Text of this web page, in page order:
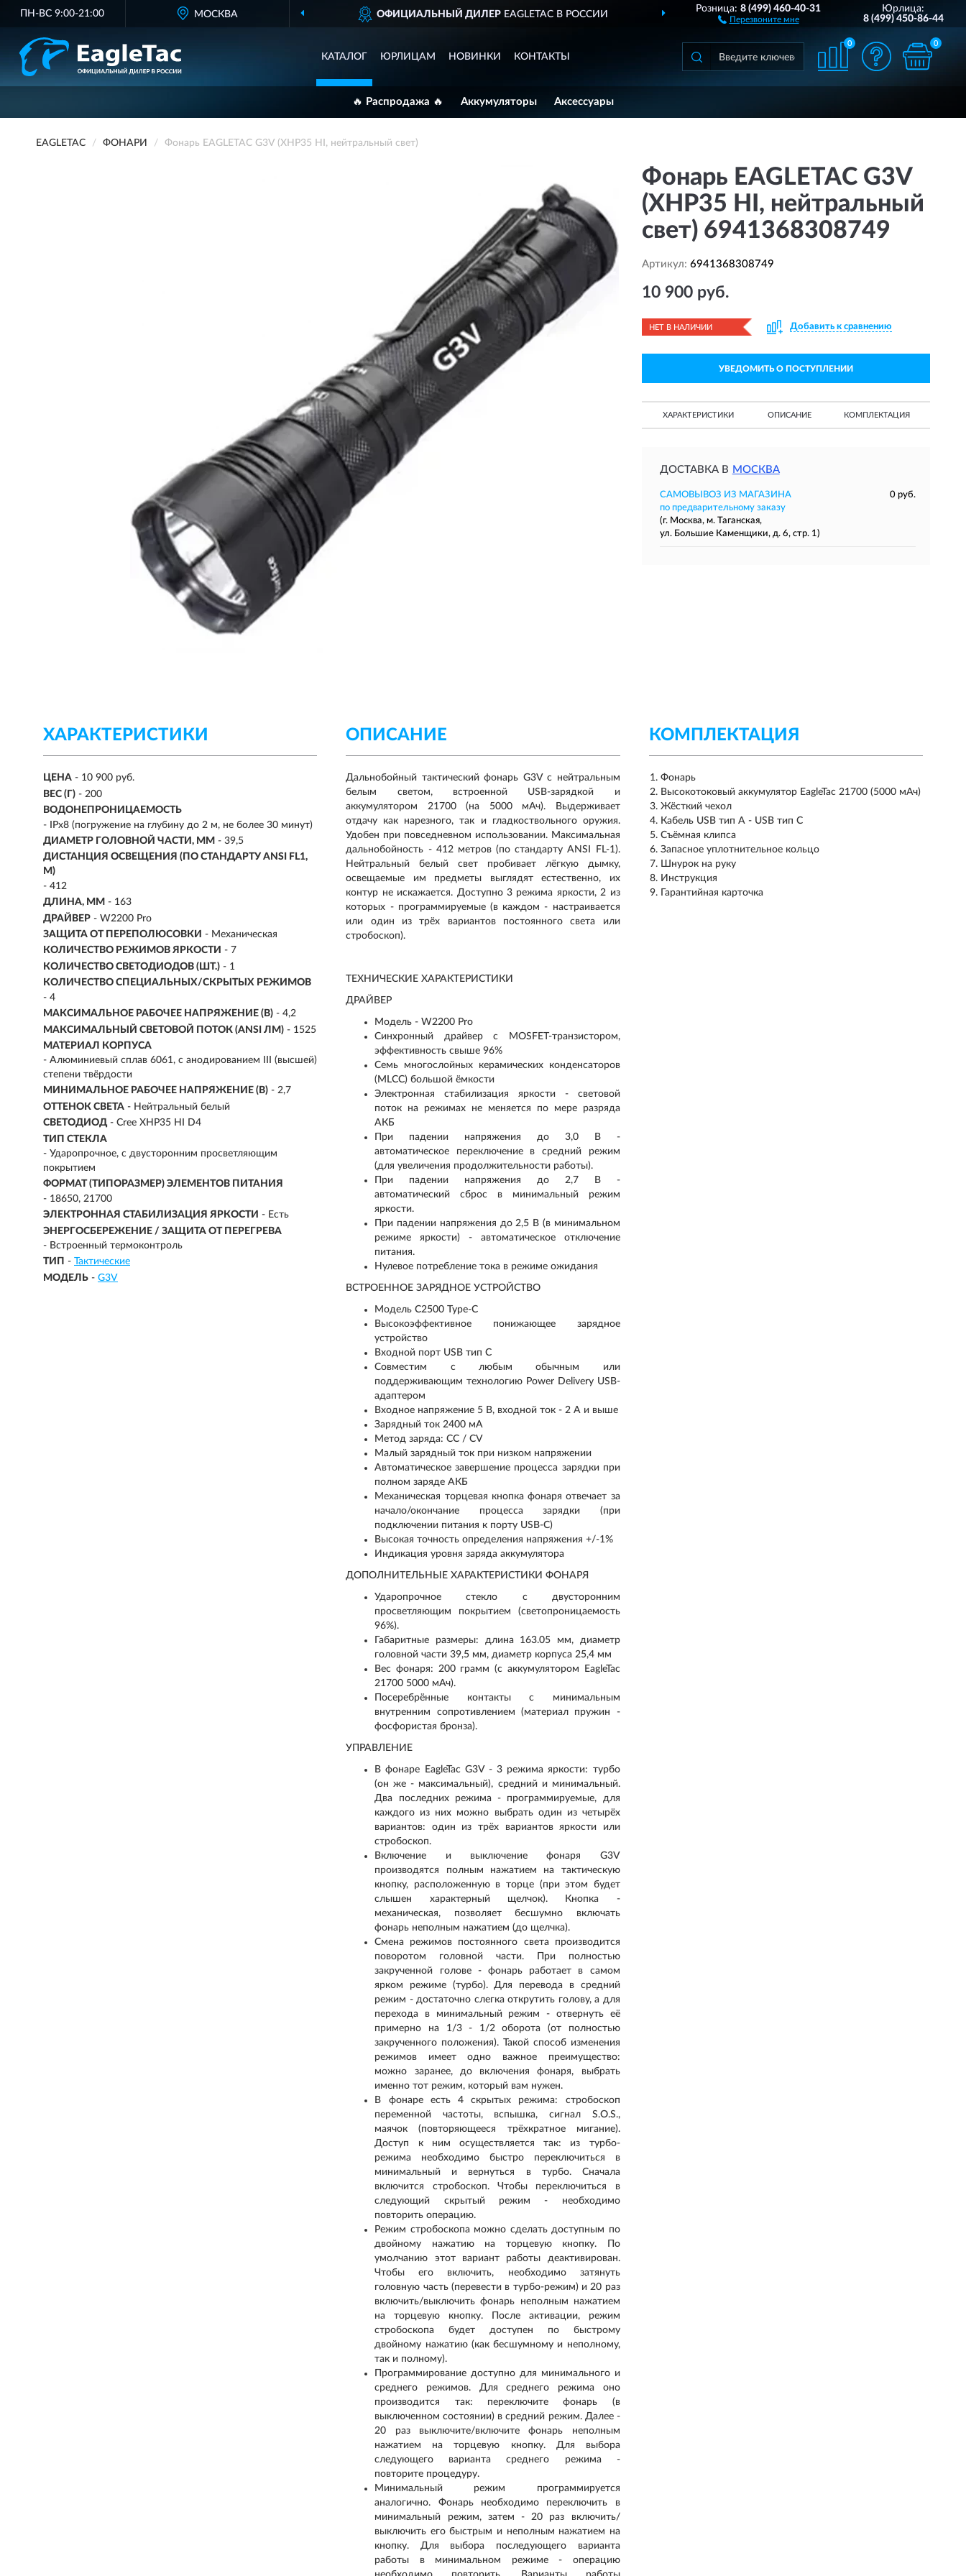
ПН-ВС 9:00-21:00 МОСКВА ОФИЦИАЛЬНЫЙ ДИЛЕРEAGLETAC В РОССИИ ДОСТАВИМ ПО ВСЕЙ РОССИИ
Розница:8 (499) 460-40-31
Перезвоните мне
Юрлица:
8 (499) 450-86-44
КАТАЛОГ ЮРЛИЦАМ НОВИНКИ КОНТАКТЫ
0 0
🔥 Распродажа 🔥 Аккумуляторы Аксессуары
EAGLETAC ФОНАРИ Фонарь EAGLETAC G3V (XHP35 HI, нейтральный свет)
Фонарь EAGLETAC G3V
(XHP35 HI, нейтральный
свет) 6941368308749
Артикул: 6941368308749
10 900 руб.
НЕТ В НАЛИЧИИ Добавить к сравнению
УВЕДОМИТЬ О ПОСТУПЛЕНИИ
ХАРАКТЕРИСТИКИ ОПИСАНИЕ КОМПЛЕКТАЦИЯ
ДОСТАВКА В МОСКВА
САМОВЫВОЗ ИЗ МАГАЗИНА
0 руб.
по предварительному заказу
(г. Москва, м. Таганская,
ул. Большие Каменщики, д. 6, стр. 1)
ХАРАКТЕРИСТИКИ
ЦЕНА - 10 900 руб.
ВЕС (Г) - 200
ВОДОНЕПРОНИЦАЕМОСТЬ
-
IPx8 (погружение на глубину до 2 м, не более 30 минут)
ДИАМЕТР ГОЛОВНОЙ ЧАСТИ, ММ - 39,5
ДИСТАНЦИЯ ОСВЕЩЕНИЯ (ПО СТАНДАРТУ ANSI FL1,
М)
- 412
ДЛИНА, ММ - 163
ДРАЙВЕР - W2200 Pro
ЗАЩИТА ОТ ПЕРЕПОЛЮСОВКИ - Механическая
КОЛИЧЕСТВО РЕЖИМОВ ЯРКОСТИ - 7
КОЛИЧЕСТВО СВЕТОДИОДОВ (ШТ.) - 1
КОЛИЧЕСТВО СПЕЦИАЛЬНЫХ/СКРЫТЫХ РЕЖИМОВ
- 4
МАКСИМАЛЬНОЕ РАБОЧЕЕ НАПРЯЖЕНИЕ (В) - 4,2
МАКСИМАЛЬНЫЙ СВЕТОВОЙ ПОТОК (ANSI ЛМ) - 1525
МАТЕРИАЛ КОРПУСА
- Алюминиевый сплав 6061, с анодированием III (высшей)
степени твёрдости
МИНИМАЛЬНОЕ РАБОЧЕЕ НАПРЯЖЕНИЕ (В) - 2,7
ОТТЕНОК СВЕТА - Нейтральный белый
СВЕТОДИОД - Cree XHP35 HI D4
ТИП СТЕКЛА
- Ударопрочное, с двусторонним просветляющим
покрытием
ФОРМАТ (ТИПОРАЗМЕР) ЭЛЕМЕНТОВ ПИТАНИЯ
- 18650, 21700
ЭЛЕКТРОННАЯ СТАБИЛИЗАЦИЯ ЯРКОСТИ - Есть
ЭНЕРГОСБЕРЕЖЕНИЕ / ЗАЩИТА ОТ ПЕРЕГРЕВА
- Встроенный термоконтроль
ТИП - Тактические
МОДЕЛЬ - G3V
КОМПЛЕКТАЦИЯ
Фонарь
Высокотоковый аккумулятор EagleTac 21700 (5000 мАч)
Жёсткий чехол
Кабель USB тип A - USB тип C
Съёмная клипса
Запасное уплотнительное кольцо
Шнурок на руку
Инструкция
Гарантийная карточка
ОПИСАНИЕ
Дальнобойный тактический фонарь G3V с нейтральным
белым светом, встроенной USB-зарядкой и
аккумулятором 21700 (на 5000 мАч). Выдерживает
отдачу как нарезного, так и гладкоствольного оружия.
Удобен при повседневном использовании. Максимальная
дальнобойность - 412 метров (по стандарту ANSI FL-1).
Нейтральный белый свет пробивает лёгкую дымку,
освещаемые им предметы выглядят естественно, их
контур не искажается. Доступно 3 режима яркости, 2 из
которых - программируемые (в каждом - настраивается
или один из трёх вариантов постоянного света или
стробоскоп).
ТЕХНИЧЕСКИЕ ХАРАКТЕРИСТИКИ
ДРАЙВЕР
Модель - W2200 Pro
Синхронный драйвер с MOSFET-транзистором,
эффективность свыше 96%
Семь многослойных керамических конденсаторов
(MLCC) большой ёмкости
Электронная стабилизация яркости - световой
поток на режимах не меняется по мере разряда
АКБ
При падении напряжения до 3,0 В -
автоматическое переключение в средний режим
(для увеличения продолжительности работы).
При падении напряжения до 2,7 В -
автоматический сброс в минимальный режим
яркости.
При падении напряжения до 2,5 В (в минимальном
режиме яркости) - автоматическое отключение
питания.
Нулевое потребление тока в режиме ожидания
ВСТРОЕННОЕ ЗАРЯДНОЕ УСТРОЙСТВО
Модель C2500 Type-C
Высокоэффективное понижающее зарядное
устройство
Входной порт USB тип C
Совместим с любым обычным или
поддерживающим технологию Power Delivery USB-
адаптером
Входное напряжение 5 В, входной ток - 2 А и выше
Зарядный ток 2400 мА
Метод заряда: CC / CV
Малый зарядный ток при низком напряжении
Автоматическое завершение процесса зарядки при
полном заряде АКБ
Механическая торцевая кнопка фонаря отвечает за
начало/окончание процесса зарядки (при
подключении питания к порту USB-C)
Высокая точность определения напряжения +/-1%
Индикация уровня заряда аккумулятора
ДОПОЛНИТЕЛЬНЫЕ ХАРАКТЕРИСТИКИ ФОНАРЯ
Ударопрочное стекло с двусторонним
просветляющим покрытием (светопроницаемость
96%).
Габаритные размеры: длина 163.05 мм, диаметр
головной части 39,5 мм, диаметр корпуса 25,4 мм
Вес фонаря: 200 грамм (с аккумулятором EagleTac
21700 5000 мАч).
Посеребрённые контакты с минимальным
внутренним сопротивлением (материал пружин -
фосфористая бронза).
УПРАВЛЕНИЕ
В фонаре EagleTac G3V - 3 режима яркости: турбо
(он же - максимальный), средний и минимальный.
Два последних режима - программируемые, для
каждого из них можно выбрать один из четырёх
вариантов: один из трёх вариантов яркости или
стробоскоп.
Включение и выключение фонаря G3V
производятся полным нажатием на тактическую
кнопку, расположенную в торце (при этом будет
слышен характерный щелчок). Кнопка -
механическая, позволяет бесшумно включать
фонарь неполным нажатием (до щелчка).
Смена режимов постоянного света производится
поворотом головной части. При полностью
закрученной голове - фонарь работает в самом
ярком режиме (турбо). Для перевода в средний
режим - достаточно слегка открутить голову, а для
перехода в минимальный режим - отвернуть её
примерно на 1/3 - 1/2 оборота (от полностью
закрученного положения). Такой способ изменения
режимов имеет одно важное преимущество:
можно заранее, до включения фонаря, выбрать
именно тот режим, который вам нужен.
В фонаре есть 4 скрытых режима: стробоскоп
переменной частоты, вспышка, сигнал S.O.S.,
маячок (повторяющееся трёхкратное мигание).
Доступ к ним осуществляется так: из турбо-
режима необходимо быстро переключиться в
минимальный и вернуться в турбо. Сначала
включится стробоскоп. Чтобы переключиться в
следующий скрытый режим - необходимо
повторить операцию.
Режим стробоскопа можно сделать доступным по
двойному нажатию на торцевую кнопку. По
умолчанию этот вариант работы деактивирован.
Чтобы его включить, необходимо затянуть
головную часть (перевести в турбо-режим) и 20 раз
включить/выключить фонарь неполным нажатием
на торцевую кнопку. После активации, режим
стробоскопа будет доступен по быстрому
двойному нажатию (как бесшумному и неполному,
так и полному).
Программирование доступно для минимального и
среднего режимов. Для среднего режима оно
производится так: переключите фонарь (в
выключенном состоянии) в средний режим. Далее -
20 раз выключите/включите фонарь неполным
нажатием на торцевую кнопку. Для выбора
следующего варианта среднего режима -
повторите процедуру.
Минимальный режим программируется
аналогично. Фонарь необходимо переключить в
минимальный режим, затем - 20 раз включить/
выключить его быстрым и неполным нажатием на
кнопку. Для выбора последующего варианта
работы в минимальном режиме - операцию